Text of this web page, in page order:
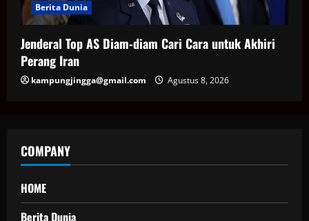
Berita Dunia
Jenderal Top AS Diam-diam Cari Cara untuk Akhiri
Perang Iran
kampungjingga@gmail.com Agustus 8, 2026
COMPANY
HOME
Berita Dunia